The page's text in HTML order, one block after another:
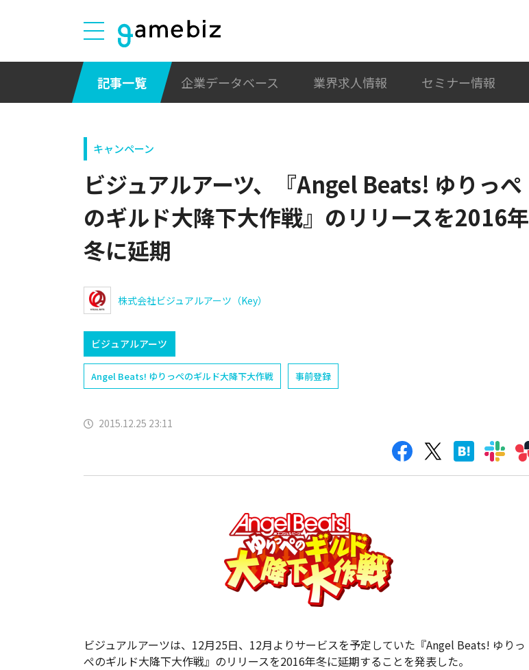
記事一覧 企業データベース 業界求人情報 セミナー情報
キャンペーン
ビジュアルアーツ、『Angel Beats! ゆりっぺ
のギルド大降下大作戦』のリリースを2016年
冬に延期
株式会社ビジュアルアーツ（Key）
ビジュアルアーツ
Angel Beats! ゆりっぺのギルド大降下大作戦 事前登録
2015.12.25 23:11
ビジュアルアーツは、12月25日、12月よりサービスを予定していた『Angel Beats! ゆりっ
ぺのギルド大降下大作戦』のリリースを2016年冬に延期することを発表した。